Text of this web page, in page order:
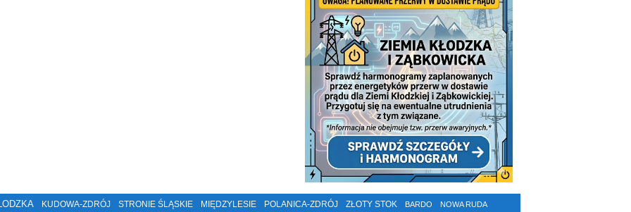
KUDOWA-ZDRÓJ STRONIE ŚLĄSKIE MIĘDZYLESIE POLANICA-ZDRÓJ ZŁOTY STOK BARDO NOWA RUDA